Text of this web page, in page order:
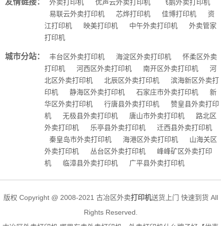
外卖打印机 优声云外卖打印机
飞鹅外卖打印机
易联云外卖打印机
芯烨打印机 佳博打印机
资
江打印机
映美打印机 中午外卖打印机
外卖管家
打印机
城市分站： 丰台区外卖打印机 海淀区外卖打印机
怀柔区外卖
打印机
河西区外卖打印机 南开区外卖打印机
河
北区外卖打印机
北辰区外卖打印机
滨海新区外卖打
印机
静海区外卖打印机 石家庄市外卖打印机
新
华区外卖打印机
行唐县外卖打印机
赞皇县外卖打印
机
无极县外卖打印机 唐山市外卖打印机
路北区
外卖打印机
乐亭县外卖打印机
迁西县外卖打印机
秦皇岛市外卖打印机
海港区外卖打印机
山海关区
外卖打印机
丛台区外卖打印机
峰峰矿区外卖打印
机
临漳县外卖打印机 广平县外卖打印机
版权 Copyright @ 2008-2021 古冶区外卖打印机送货上门 快速到货 All
Rights Reserved.